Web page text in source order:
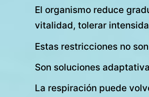
El organismo reduce
vitalidad, tolerar
Estas restricciones no
Son soluciones
La respiración puede